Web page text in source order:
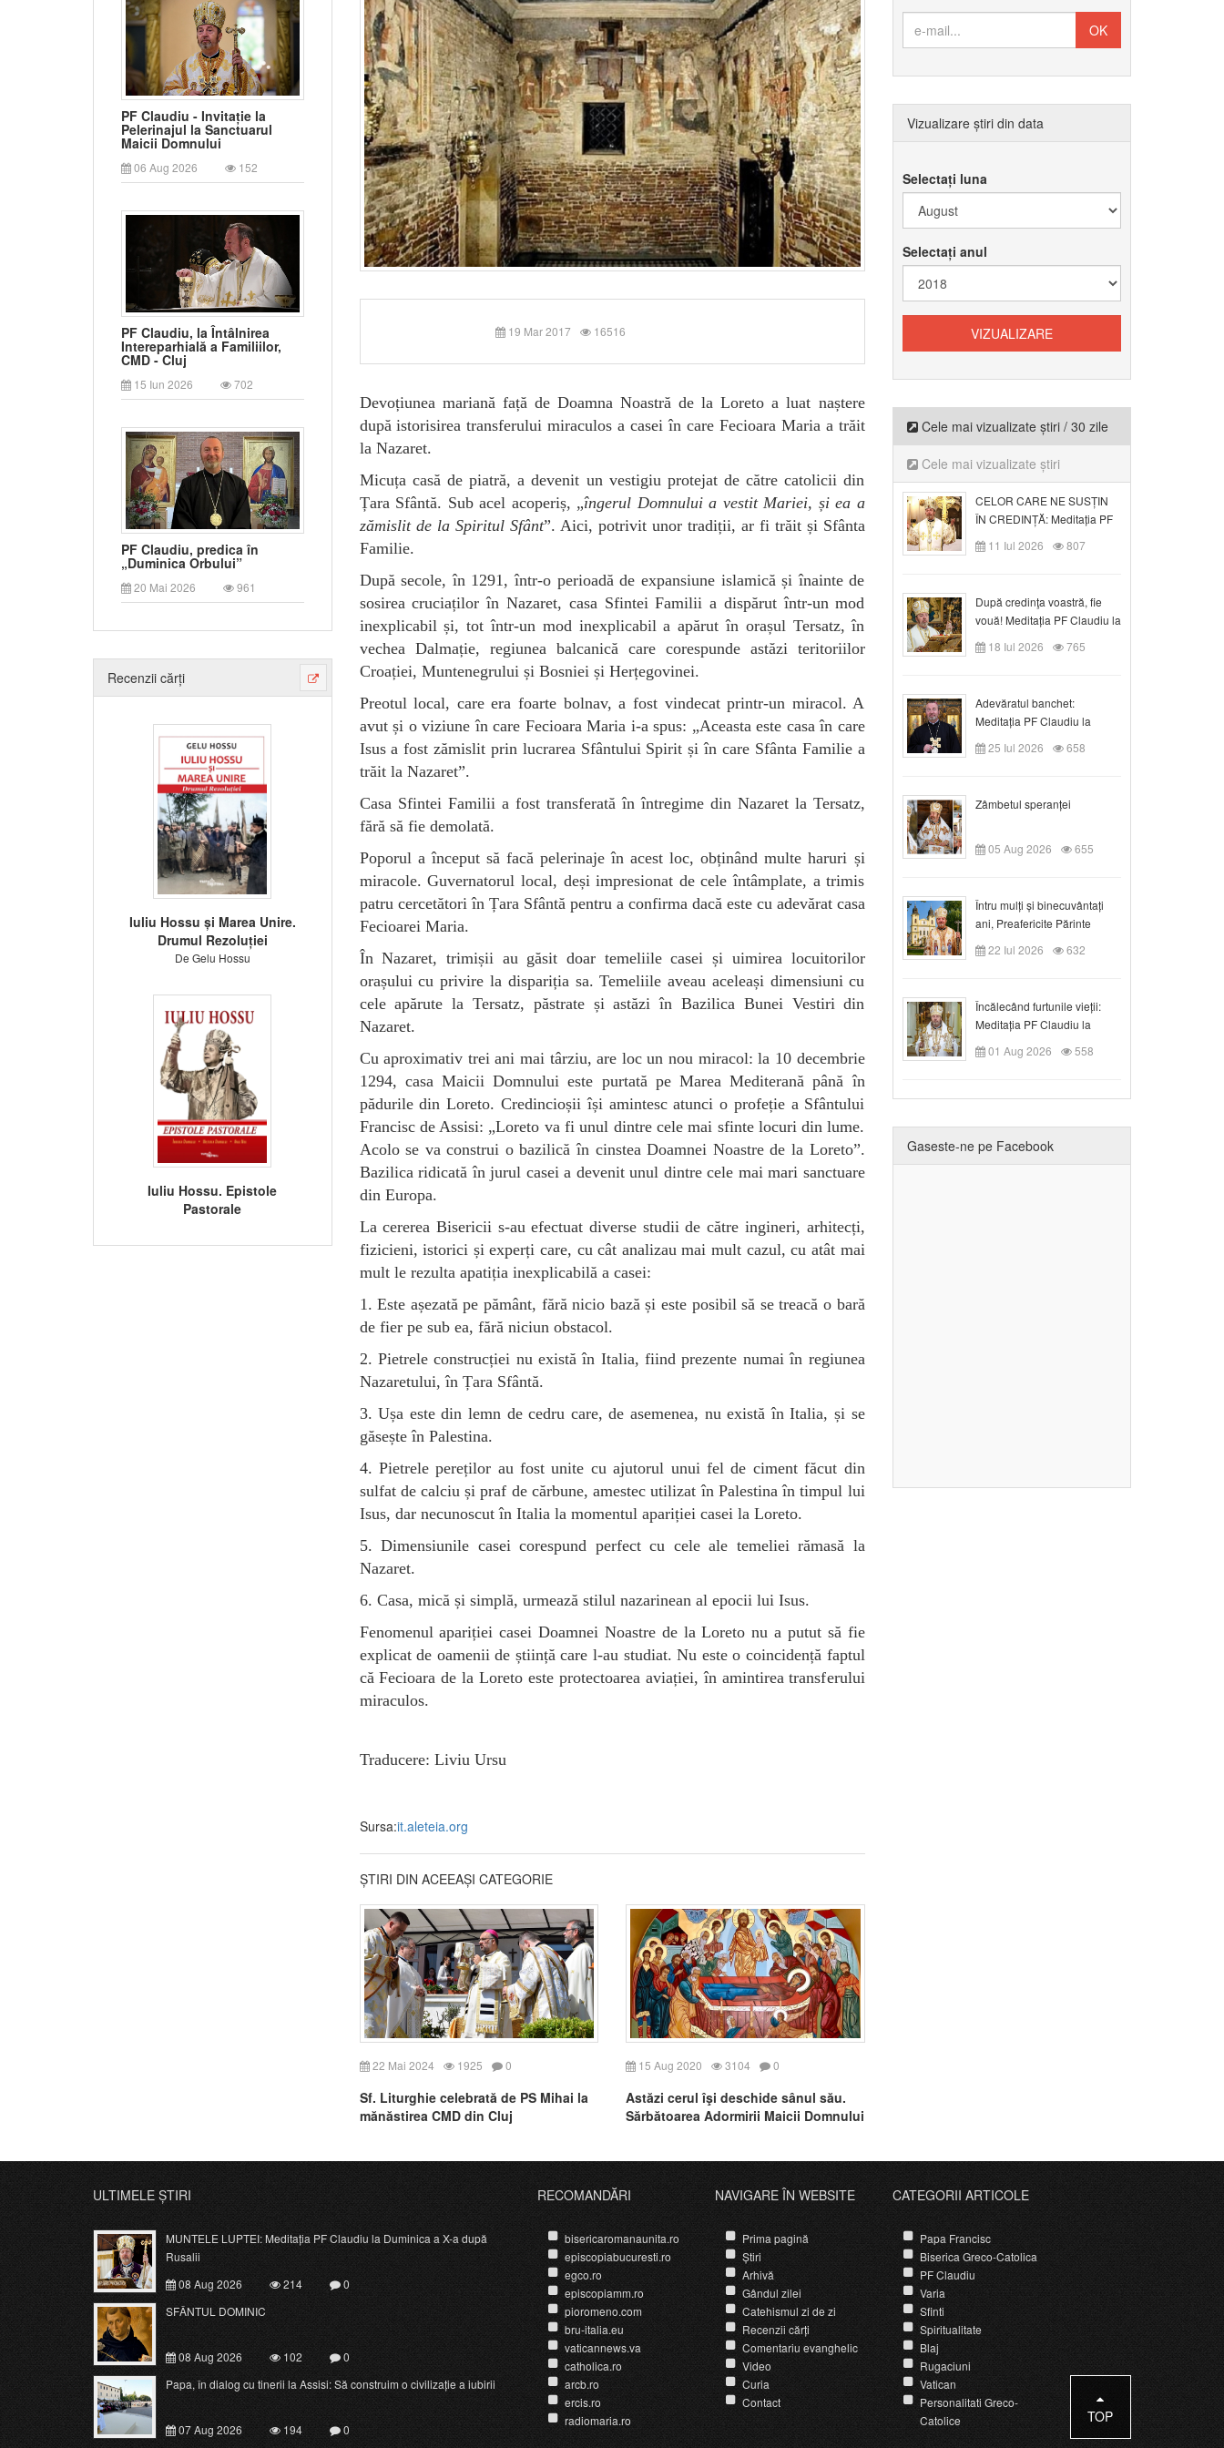
PF Claudiu - Invitație la
Pelerinajul la Sanctuarul
Maicii Domnului
06 Aug 2026 152
PF Claudiu, la Întâlnirea
Intereparhială a Familiilor,
CMD - Cluj
15 Iun 2026 702
PF Claudiu, predica în
„Duminica Orbului”
20 Mai 2026 961
Recenzii cărți
Iuliu Hossu și Marea Unire.
Drumul Rezoluției
De Gelu Hossu
Iuliu Hossu. Epistole
Pastorale
19 Mar 2017 16516
Devoțiunea mariană față de Doamna Noastră de la Loreto a luat naștere
după istorisirea transferului miraculos a casei în care Fecioara Maria a trăit
la Nazaret.
Micuța casă de piatră, a devenit un vestigiu protejat de către catolicii din
Țara Sfântă. Sub acel acoperiș, „îngerul Domnului a vestit Mariei, și ea a
zămislit de la Spiritul Sfânt”. Aici, potrivit unor tradiții, ar fi trăit și Sfânta
Familie.
După secole, în 1291, într-o perioadă de expansiune islamică și înainte de
sosirea cruciaților în Nazaret, casa Sfintei Familii a dispărut într-un mod
inexplicabil și, tot într-un mod inexplicabil a apărut în orașul Tersatz, în
vechea Dalmație, regiunea balcanică care corespunde astăzi teritoriilor
Croației, Muntenegrului și Bosniei și Herțegovinei.
Preotul local, care era foarte bolnav, a fost vindecat printr-un miracol. A
avut și o viziune în care Fecioara Maria i-a spus: „Aceasta este casa în care
Isus a fost zămislit prin lucrarea Sfântului Spirit și în care Sfânta Familie a
trăit la Nazaret”.
Casa Sfintei Familii a fost transferată în întregime din Nazaret la Tersatz,
fără să fie demolată.
Poporul a început să facă pelerinaje în acest loc, obținând multe haruri și
miracole. Guvernatorul local, deși impresionat de cele întâmplate, a trimis
patru cercetători în Țara Sfântă pentru a confirma dacă este cu adevărat casa
Fecioarei Maria.
În Nazaret, trimișii au găsit doar temeliile casei și uimirea locuitorilor
orașului cu privire la dispariția sa. Temeliile aveau aceleași dimensiuni cu
cele apărute la Tersatz, păstrate și astăzi în Bazilica Bunei Vestiri din
Nazaret.
Cu aproximativ trei ani mai târziu, are loc un nou miracol: la 10 decembrie
1294, casa Maicii Domnului este purtată pe Marea Mediterană până în
pădurile din Loreto. Credincioșii își amintesc atunci o profeție a Sfântului
Francisc de Assisi: „Loreto va fi unul dintre cele mai sfinte locuri din lume.
Acolo se va construi o bazilică în cinstea Doamnei Noastre de la Loreto”.
Bazilica ridicată în jurul casei a devenit unul dintre cele mai mari sanctuare
din Europa.
La cererea Bisericii s-au efectuat diverse studii de către ingineri, arhitecți,
fizicieni, istorici și experți care, cu cât analizau mai mult cazul, cu atât mai
mult le rezulta apatiția inexplicabilă a casei:
1. Este așezată pe pământ, fără nicio bază și este posibil să se treacă o bară
de fier pe sub ea, fără niciun obstacol.
2. Pietrele construcției nu există în Italia, fiind prezente numai în regiunea
Nazaretului, în Țara Sfântă.
3. Ușa este din lemn de cedru care, de asemenea, nu există în Italia, și se
găsește în Palestina.
4. Pietrele pereților au fost unite cu ajutorul unui fel de ciment făcut din
sulfat de calciu și praf de cărbune, amestec utilizat în Palestina în timpul lui
Isus, dar necunoscut în Italia la momentul apariției casei la Loreto.
5. Dimensiunile casei corespund perfect cu cele ale temeliei rămasă la
Nazaret.
6. Casa, mică și simplă, urmează stilul nazarinean al epocii lui Isus.
Fenomenul apariției casei Doamnei Noastre de la Loreto nu a putut să fie
explicat de oamenii de știință care l-au studiat. Nu este o coincidență faptul
că Fecioara de la Loreto este protectoarea aviației, în amintirea transferului
miraculos.
Traducere: Liviu Ursu
Sursa:it.aleteia.org
ȘTIRI DIN ACEEAȘI CATEGORIE
22 Mai 2024 1925 0
Sf. Liturghie celebrată de PS Mihai la
mănăstirea CMD din Cluj
15 Aug 2020 3104 0
Astăzi cerul îşi deschide sânul său.
Sărbătoarea Adormirii Maicii Domnului
Vizualizare știri din data
Selectați luna
Selectați anul
Cele mai vizualizate știri / 30 zile
Cele mai vizualizate știri
CELOR CARE NE SUSȚIN
ÎN CREDINȚĂ: Meditația PF
Claudiu la Duminica a VI-a
după Rusalii
11 Iul 2026 807
După credinţa voastră, fie
vouă! Meditația PF Claudiu la
duminica a VII-a după Rusalii
18 Iul 2026 765
Adevăratul banchet:
Meditația PF Claudiu la
Duminica a VIII-a după
Rusalii
25 Iul 2026 658
Zâmbetul speranței
05 Aug 2026 655
Întru mulți și binecuvântați
ani, Preafericite Părinte
Claudiu!
22 Iul 2026 632
Încălecând furtunile vieții:
Meditația PF Claudiu la
Duminica a IX-a după Rusalii
01 Aug 2026 558
Gaseste-ne pe Facebook
ULTIMELE ȘTIRI
MUNTELE LUPTEI: Meditația PF Claudiu la Duminica a X-a după
Rusalii
08 Aug 2026
214
0
SFÂNTUL DOMINIC
08 Aug 2026 102
0
Papa, în dialog cu tinerii la Assisi: Să construim o civilizație a iubirii
07 Aug 2026 194 0
RECOMANDĂRI
bisericaromanaunita.ro
episcopiabucuresti.ro
egco.ro
episcopiamm.ro
pioromeno.com
bru-italia.eu
vaticannews.va
catholica.ro
arcb.ro
ercis.ro
radiomaria.ro
NAVIGARE ÎN WEBSITE
Prima pagină
Știri
Arhivă
Gândul zilei
Catehismul zi de zi
Recenzii cărți
Comentariu evanghelic
Video
Curia
Contact
CATEGORII ARTICOLE
Papa Francisc
Biserica Greco-Catolica
PF Claudiu
Varia
Sfinti
Spiritualitate
Blaj
Rugaciuni
Vatican
Personalitati Greco-
Catolice
TOP